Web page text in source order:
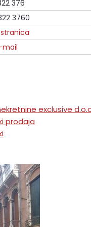
376
3760
mail
exclusive
prodaja